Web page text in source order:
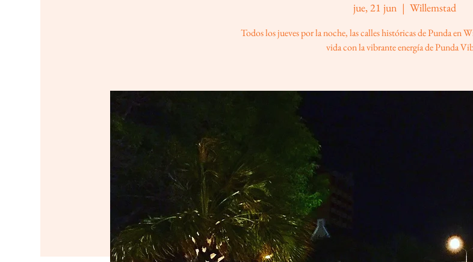
jue, 21 jun
  |
Willemstad
Todos los jueves por la noche, las calles históricas de Punda en
vida con la vibrante energía de Punda